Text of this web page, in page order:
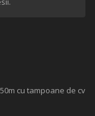
cu tampoane de cv